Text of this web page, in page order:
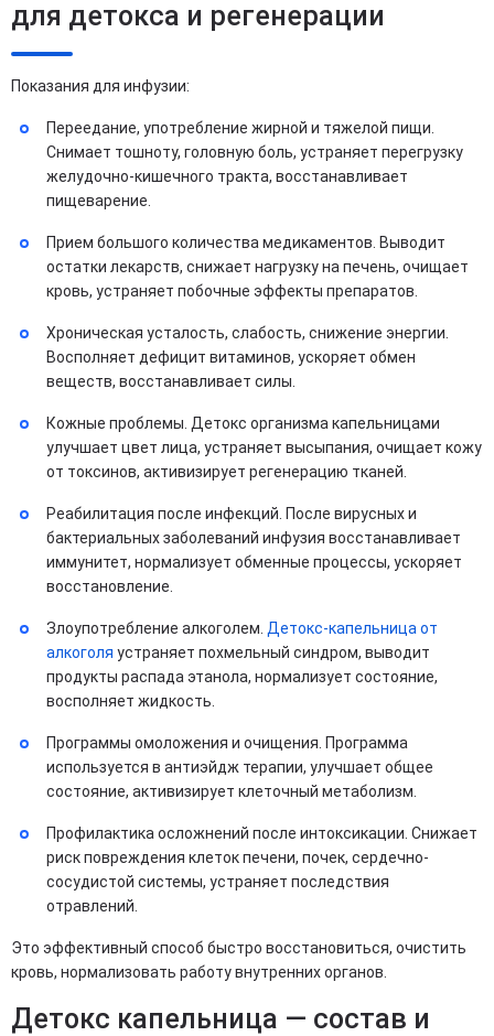
для детокса и регенерации
Показания для инфузии:
Переедание, употребление жирной и тяжелой пищи.
Снимает тошноту, головную боль, устраняет перегрузку
желудочно-кишечного тракта, восстанавливает
пищеварение.
Прием большого количества медикаментов. Выводит
остатки лекарств, снижает нагрузку на печень, очищает
кровь, устраняет побочные эффекты препаратов.
Хроническая усталость, слабость, снижение энергии.
Восполняет дефицит витаминов, ускоряет обмен
веществ, восстанавливает силы.
Кожные проблемы. Детокс организма капельницами
улучшает цвет лица, устраняет высыпания, очищает кожу
от токсинов, активизирует регенерацию тканей.
Реабилитация после инфекций. После вирусных и
бактериальных заболеваний инфузия восстанавливает
иммунитет, нормализует обменные процессы, ускоряет
восстановление.
Злоупотребление алкоголем. Детокс-капельница от
алкоголя устраняет похмельный синдром, выводит
продукты распада этанола, нормализует состояние,
восполняет жидкость.
Программы омоложения и очищения. Программа
используется в антиэйдж терапии, улучшает общее
состояние, активизирует клеточный метаболизм.
Профилактика осложнений после интоксикации. Снижает
риск повреждения клеток печени, почек, сердечно-
сосудистой системы, устраняет последствия
отравлений.
Это эффективный способ быстро восстановиться, очистить
кровь, нормализовать работу внутренних органов.
Детокс капельница — состав и